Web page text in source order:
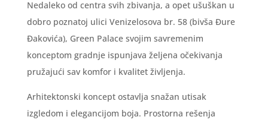
Nedaleko od centra svih zbivanja, a opet ušuškan u
dobro poznatoj ulici Venizelosova br. 58 (bivša Đure
Đakovića), Green Palace svojim savremenim
konceptom gradnje ispunjava željena očekivanja
pružajući sav komfor i kvalitet življenja.
Arhitektonski koncept ostavlja snažan utisak
izgledom i elegancijom boja. Prostorna rešenja